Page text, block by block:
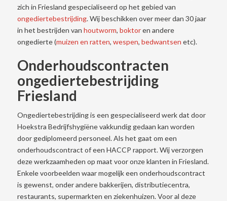
zich in Friesland gespecialiseerd op het gebied van
ongediertebestrijding. Wij beschikken over meer dan 30 jaar
in het bestrijden van houtworm, boktoren andere
ongedierte (muizen en ratten, wespen, bedwantsen etc).
Onderhoudscontracten
ongediertebestrijding
Friesland
Ongediertebestrijding is een gespecialiseerd werk dat door
Hoekstra Bedrijfshygiëne vakkundig gedaan kan worden
door gediplomeerd personeel. Als het gaat om een
onderhoudscontract of een HACCP rapport. Wij verzorgen
deze werkzaamheden op maat voor onze klanten in Friesland.
Enkele voorbeelden waar mogelijk een onderhoudscontract
is gewenst, onder andere bakkerijen, distributiecentra,
restaurants, supermarkten en ziekenhuizen. Voor al deze